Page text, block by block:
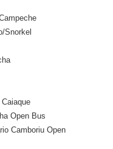
Snorkel
Open Bus
Camboriu Open